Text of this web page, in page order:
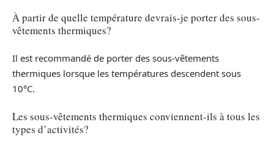
À partir de quelle température devrais-je porter des sous-
vêtements thermiques?
Il est recommandé de porter des sous-vêtements
thermiques lorsque les températures descendent sous
10°C.
Les sous-vêtements thermiques conviennent-ils à tous les
types d’activités?